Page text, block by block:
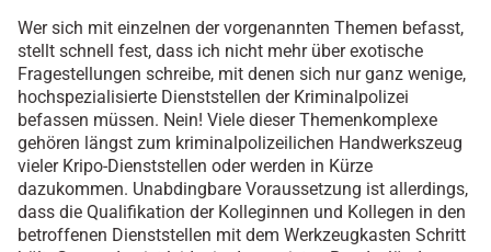
Wer sich mit einzelnen der vorgenannten Themen befasst,
stellt schnell fest, dass ich nicht mehr über exotische
Fragestellungen schreibe, mit denen sich nur ganz wenige,
hochspezialisierte Dienststellen der Kriminalpolizei
befassen müssen. Nein! Viele dieser Themenkomplexe
gehören längst zum kriminalpolizeilichen Handwerkszeug
vieler Kripo-Dienststellen oder werden in Kürze
dazukommen. Unabdingbare Voraussetzung ist allerdings,
dass die Qualifikation der Kolleginnen und Kollegen in den
betroffenen Dienststellen mit dem Werkzeugkasten Schritt